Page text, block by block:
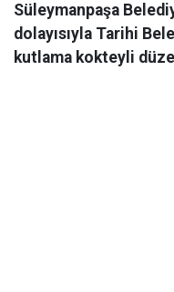
Süleymanpaşa
dolayısıyla Tarihi
kutlama kokteyli